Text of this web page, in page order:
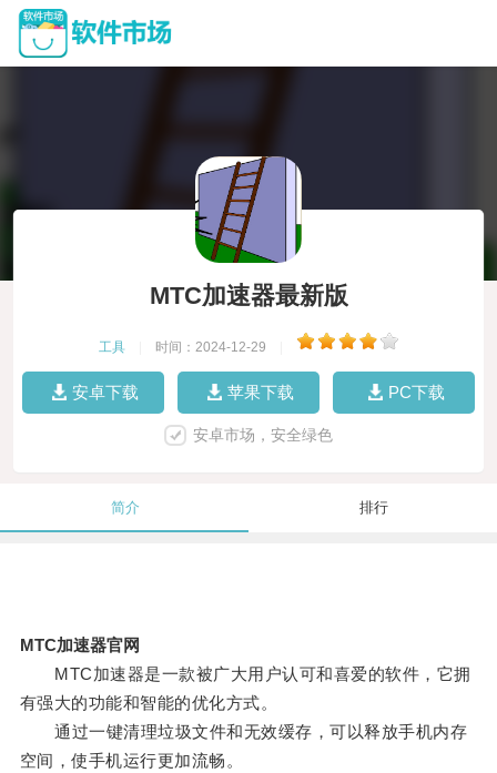
MTC加速器最新版
工具 时间：2024-12-29
安卓下载 苹果下载 PC下载
安卓市场，安全绿色
简介 排行
MTC加速器官网
MTC加速器是一款被广大用户认可和喜爱的软件，它拥
有强大的功能和智能的优化方式。
通过一键清理垃圾文件和无效缓存，可以释放手机内存
空间，使手机运行更加流畅。